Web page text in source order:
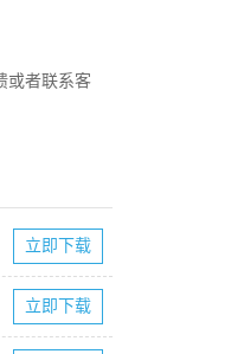
或者联系客
立即下载
立即下载